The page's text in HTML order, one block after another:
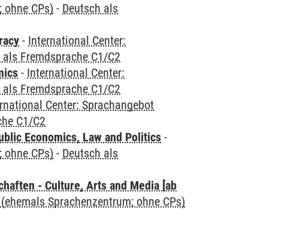
CPs) - Deutsch als
- International Center:
als Fremdsprache C1/C2
- International Center:
als Fremdsprache C1/C2
Center: Sprachangebot
C1/C2
Economics, Law and Politics -
CPs) - Deutsch als
- Culture, Arts and Media [ab
Sprachenzentrum; ohne CPs)